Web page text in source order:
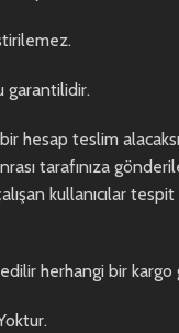
garantilidir.
hesap teslim
tarafınıza
kullanıcılar
herhangi bir